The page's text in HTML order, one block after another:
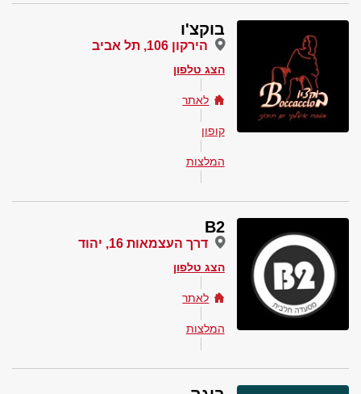
בוקצ'ו
הירקון 106, תל אביב
הצג טלפון
לאתר
קופון
המלצות
B2
דרך העצמאות 16, יהוד
הצג טלפון
לאתר
המלצות